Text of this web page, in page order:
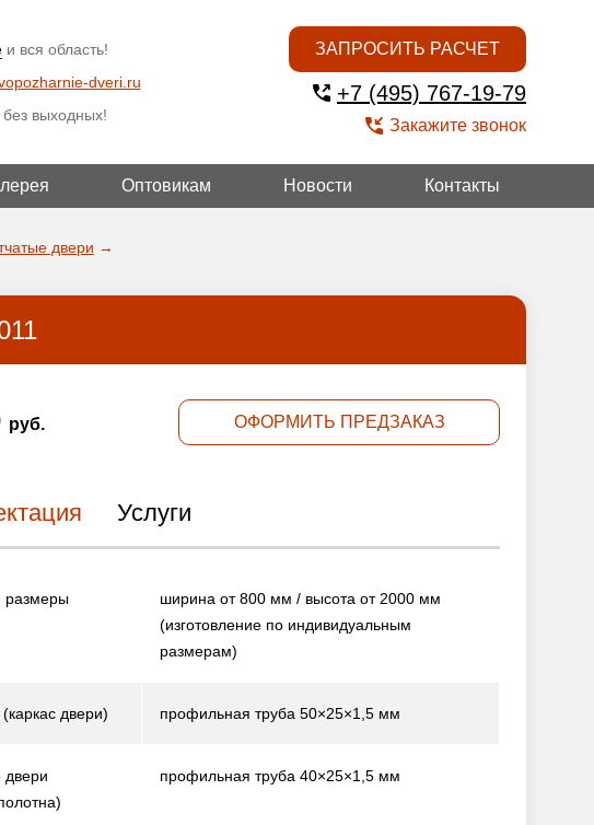
и вся область!
ДРУГОЙ
dveri.ru
выходных!
ЗАПРОСИТЬ РАСЧЕТ
+7 (495) 767-19-79
Закажите звонок
Оптовикам Новости Контакты
двери →
руб. ОФОРМИТЬ ПРЕДЗАКАЗ
Услуги
размеры
ширина от 800 мм / высота от 2000 мм
(изготовление по индивидуальным
размерам)
двери) профильная труба 50×25×1,5 мм
двери
профильная труба 40×25×1,5 мм